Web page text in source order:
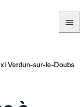
Verdun-sur-le-Doubs